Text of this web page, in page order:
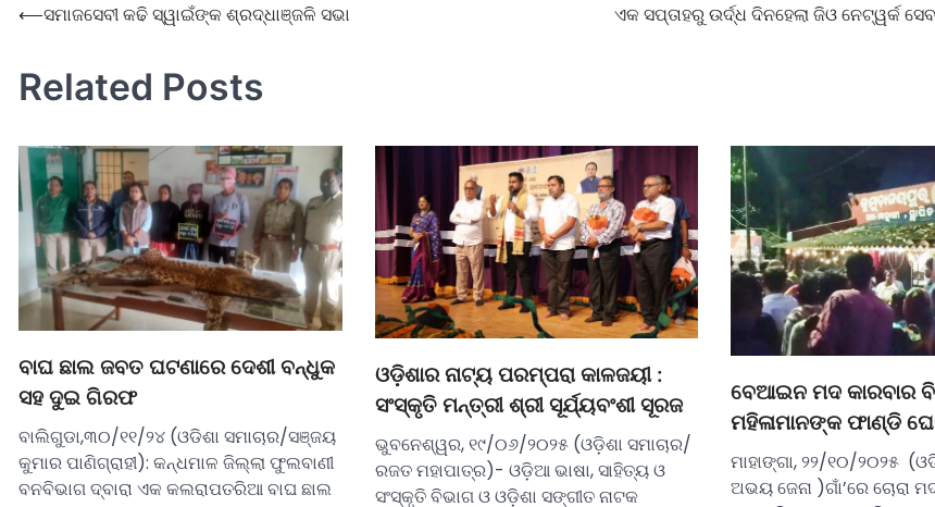
⟵ସମାଜସେବୀ କଢି ସ୍ୱାଇଁଙ୍କ ଶ୍ରଦ୍ଧାଞ୍ଜଳି ସଭା ଏକ ସପ୍ତାହରୁ ଉର୍ଦ୍ଧ ଦିନହେଲା ଜିଓ ନେଟ୍‌ୱର୍କ
Related Posts
ବାଘ ଛାଲ ଜବତ ଘଟଣାରେ ଦେଶୀ ବନ୍ଧୁକ
ସହ ଦୁଇ ଗିରଫ
ବାଲିଗୁଡା,୩୦/୧୧/୨୪ (ଓଡିଶା ସମାଚାର/ସଞ୍ଜୟ
କୁମାର ପାଣିଗ୍ରାହୀ): କନ୍ଧମାଳ ଜିଲ୍ଲା ଫୁଲବାଣୀ
ବନବିଭାଗ ଦ୍ବାରା ଏକ କଲରାପତରିଆ ବାଘ ଛାଲ
ଓଡ଼ିଶାର ନାଟ୍ୟ ପରମ୍ପରା କାଳଜୟୀ :
ସଂସ୍କୃତି ମନ୍ତ୍ରୀ ଶ୍ରୀ ସୂର୍ଯ୍ୟବଂଶୀ ସୂରଜ
ଭୁବନେଶ୍ୱର, ୧୯/୦୬/୨୦୨୫ (ଓଡ଼ିଶା ସମାଚାର/
ରଜତ ମହାପାତ୍ର)- ଓଡ଼ିଆ ଭାଷା, ସାହିତ୍ୟ ଓ
ସଂସ୍କୃତି ବିଭାଗ ଓ ଓଡ଼ିଶା ସଙ୍ଗୀତ ନାଟକ
ବେଆଇନ ମଦ କାରବାର
ମହିଳାମାନଙ୍କ ଫାଣ୍ଡି
ମାହାଙ୍ଗା, ୨୨/୧୦/୨୦୨୫
ଅଭୟ ଜେନା )ଗାଁ’ରେ ଚୋରା